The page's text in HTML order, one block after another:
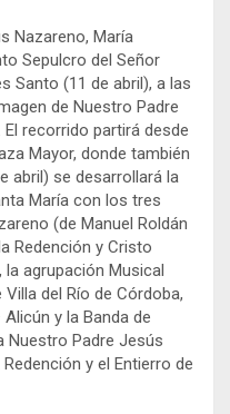
Nazareno, María
Sepulcro del Señor
Santo (11 de abril), a las
de Nuestro Padre
recorrido partirá desde
Mayor, donde también
abril) se desarrollará la
María con los tres
(de Manuel Roldán
Redención y Cristo
la agrupación Musical
del Río de Córdoba,
y la Banda de
Nuestro Padre Jesús
y el Entierro de